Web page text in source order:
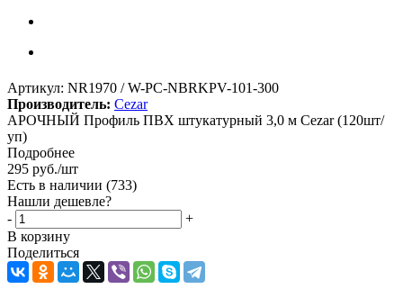
Артикул: NR1970 / W-PC-NBRKPV-101-300
Производитель: Cezar
АРОЧНЫЙ Профиль ПВХ штукатурный 3,0 м Cezar (120шт/
уп)
Подробнее
295 руб./шт
Есть в наличии (733)
Нашли дешевле?
-
+
В корзину
Поделиться